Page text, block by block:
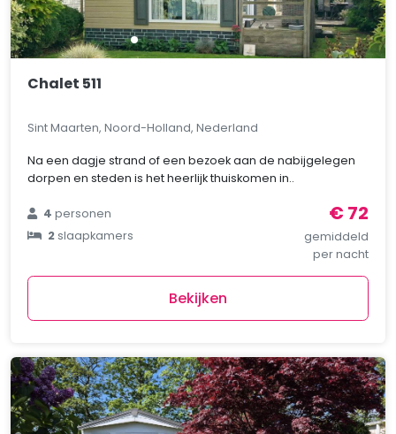
Chalet 511
Sint Maarten, Noord-Holland, Nederland
Na een dagje strand of een bezoek aan de nabijgelegen
dorpen en steden is het heerlijk thuiskomen in..
4personen
2slaapkamers
€ 72
gemiddeld
per nacht
Bekijken